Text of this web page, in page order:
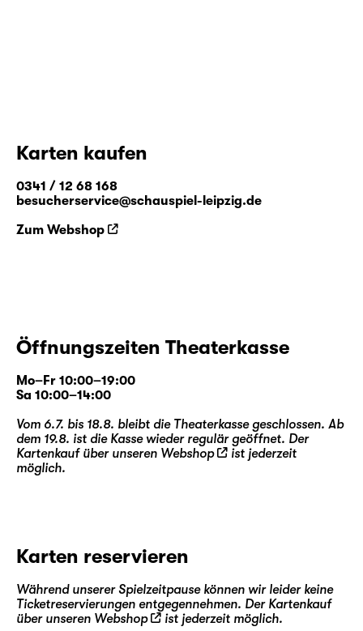
Karten kaufen
0341 / 12 68 168
besucherservice@schauspiel-leipzig.de
Zum Webshop
Öffnungszeiten Theaterkasse
Mo–Fr 10:00–19:00
Sa 10:00–14:00
Vom 6.7. bis 18.8. bleibt die Theaterkasse geschlossen. Ab
dem 19.8. ist die Kasse wieder regulär geöffnet. Der
Kartenkauf über unseren Webshop
ist jederzeit
möglich.
Karten reservieren
Während unserer Spielzeitpause können wir leider keine
Ticketreservierungen entgegennehmen. Der Kartenkauf
über unseren Webshop ist jederzeit möglich.